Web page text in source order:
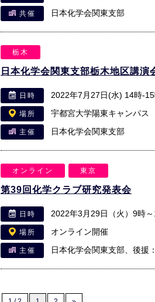
共催 日本化学会関東支部
栃木
日本化学会関東支部栃木地区講演
日時 2022年7月27日(水) 14時-
場所 宇都宮大学陽東キャンパ
主催 日本化学会関東支部
オンライン 東京
第39回化学クラブ研究発表会
日時 2022年3月29日（火）9時～
場所 オンライン開催
主催 日本化学会関東支部、後援